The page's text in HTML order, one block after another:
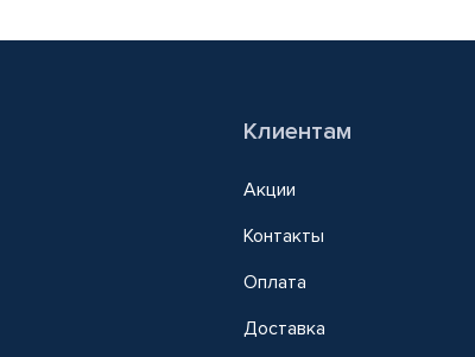
Клиентам
Акции
Контакты
Оплата
Доставка